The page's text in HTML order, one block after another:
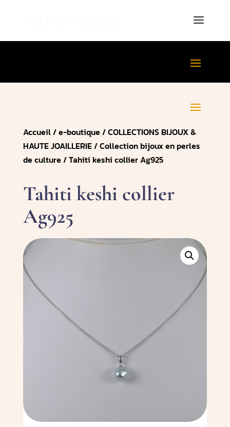
Accueil/e-boutique /COLLECTIONS BIJOUX &
HAUTE JOAILLERIE/Collection bijoux en perles
de culture / Tahiti keshi collier Ag925
Tahiti keshi collier
Ag925